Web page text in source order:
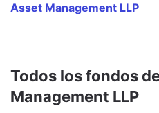
Asset Management LLP
Todos los fondos
Management LLP